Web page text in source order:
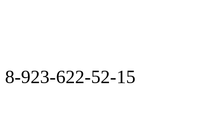
8-923-622-52-15